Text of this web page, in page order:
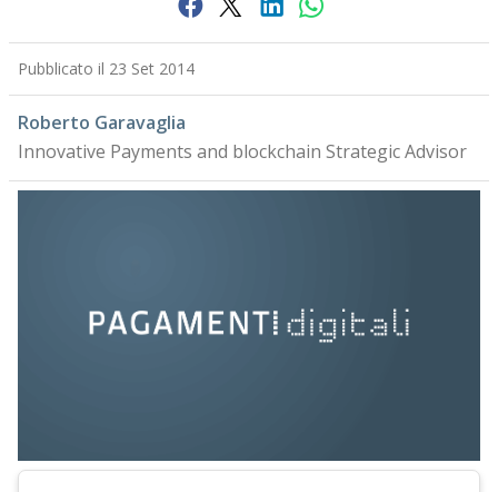
Pubblicato il 23 Set 2014
Roberto Garavaglia
Innovative Payments and blockchain Strategic Advisor